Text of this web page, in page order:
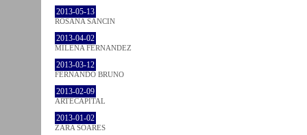
2013-05-13
ROSANA SANCIN
2013-04-02
MILENA FÉRNANDEZ
2013-03-12
FERNANDO BRUNO
2013-02-09
ARTECAPITAL
2013-01-02
ZARA SOARES